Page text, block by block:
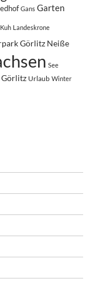
Gans Garten
Kuh Landeskrone
Görlitz Neiße
See
Urlaub Winter